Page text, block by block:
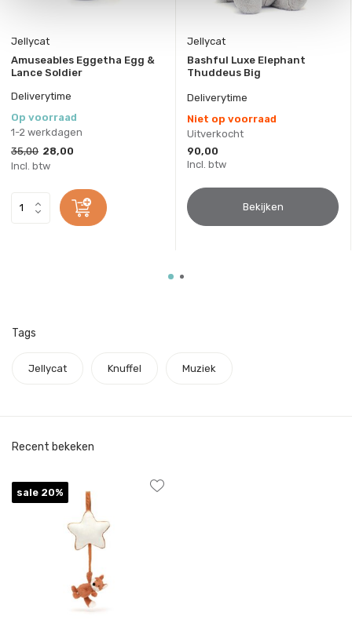
Jellycat
Amuseables Eggetha Egg &
Lance Soldier
Deliverytime
Op voorraad
1-2 werkdagen
35,00 28,00
Incl. btw
Jellycat
Bashful Luxe Elephant
Thuddeus Big
Deliverytime
Niet op voorraad
Uitverkocht
90,00
Incl. btw
Bekijken
Tags
Jellycat Knuffel Muziek
Recent bekeken
sale 20%